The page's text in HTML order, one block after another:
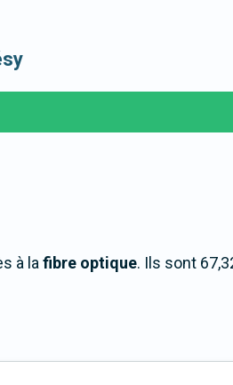
à lafibre optique. Ils sont